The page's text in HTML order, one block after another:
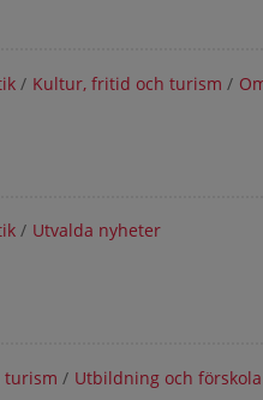
/ Kultur, fritid och turism /
/ Utvalda nyheter
turism / Utbildning och förskola